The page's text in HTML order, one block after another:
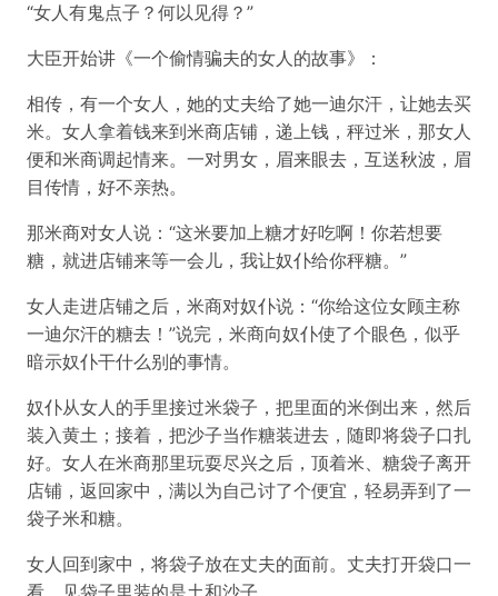
“女人有鬼点子？何以见得？”
大臣开始讲《一个偷情骗夫的女人的故事》：
相传，有一个女人，她的丈夫给了她一迪尔汗，让她去买
米。女人拿着钱来到米商店铺，递上钱，秤过米，那女人
便和米商调起情来。一对男女，眉来眼去，互送秋波，眉
目传情，好不亲热。
那米商对女人说：“这米要加上糖才好吃啊！你若想要
糖，就进店铺来等一会儿，我让奴仆给你秤糖。”
女人走进店铺之后，米商对奴仆说：“你给这位女顾主称
一迪尔汗的糖去！”说完，米商向奴仆使了个眼色，似乎
暗示奴仆干什么别的事情。
奴仆从女人的手里接过米袋子，把里面的米倒出来，然后
装入黄土；接着，把沙子当作糖装进去，随即将袋子口扎
好。女人在米商那里玩耍尽兴之后，顶着米、糖袋子离开
店铺，返回家中，满以为自己讨了个便宜，轻易弄到了一
袋子米和糖。
女人回到家中，将袋子放在丈夫的面前。丈夫打开袋口一
看，见袋子里装的是土和沙子。